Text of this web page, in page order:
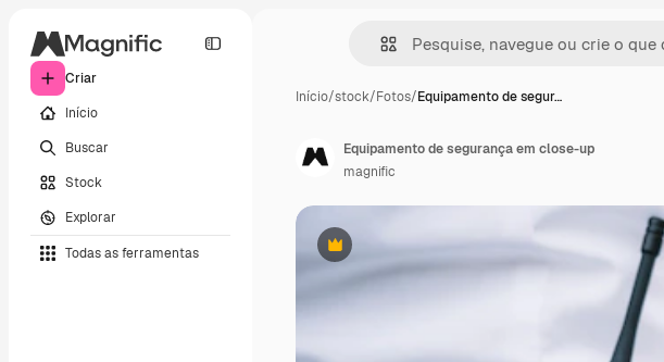
Criar
Início
Buscar
Stock
Explorar
Todas as ferramentas
Início/stock/Fotos/Equipamento de segur…
Premium
Equipamento de segurança em close-up
magnific